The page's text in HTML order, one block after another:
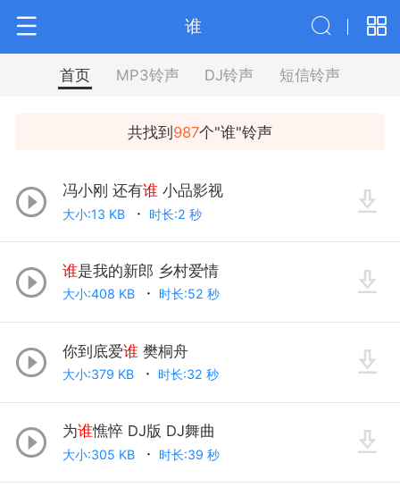
谁
首页 MP3铃声 DJ铃声 短信铃声
共找到987个"谁"铃声
冯小刚 还有谁小品影视
大小:13 KB 时长:2 秒
谁是我的新郎 乡村爱情
大小:408 KB 时长:52 秒
你到底爱谁樊桐舟
大小:379 KB 时长:32 秒
为谁憔悴 DJ版 DJ舞曲
大小:305 KB 时长:39 秒